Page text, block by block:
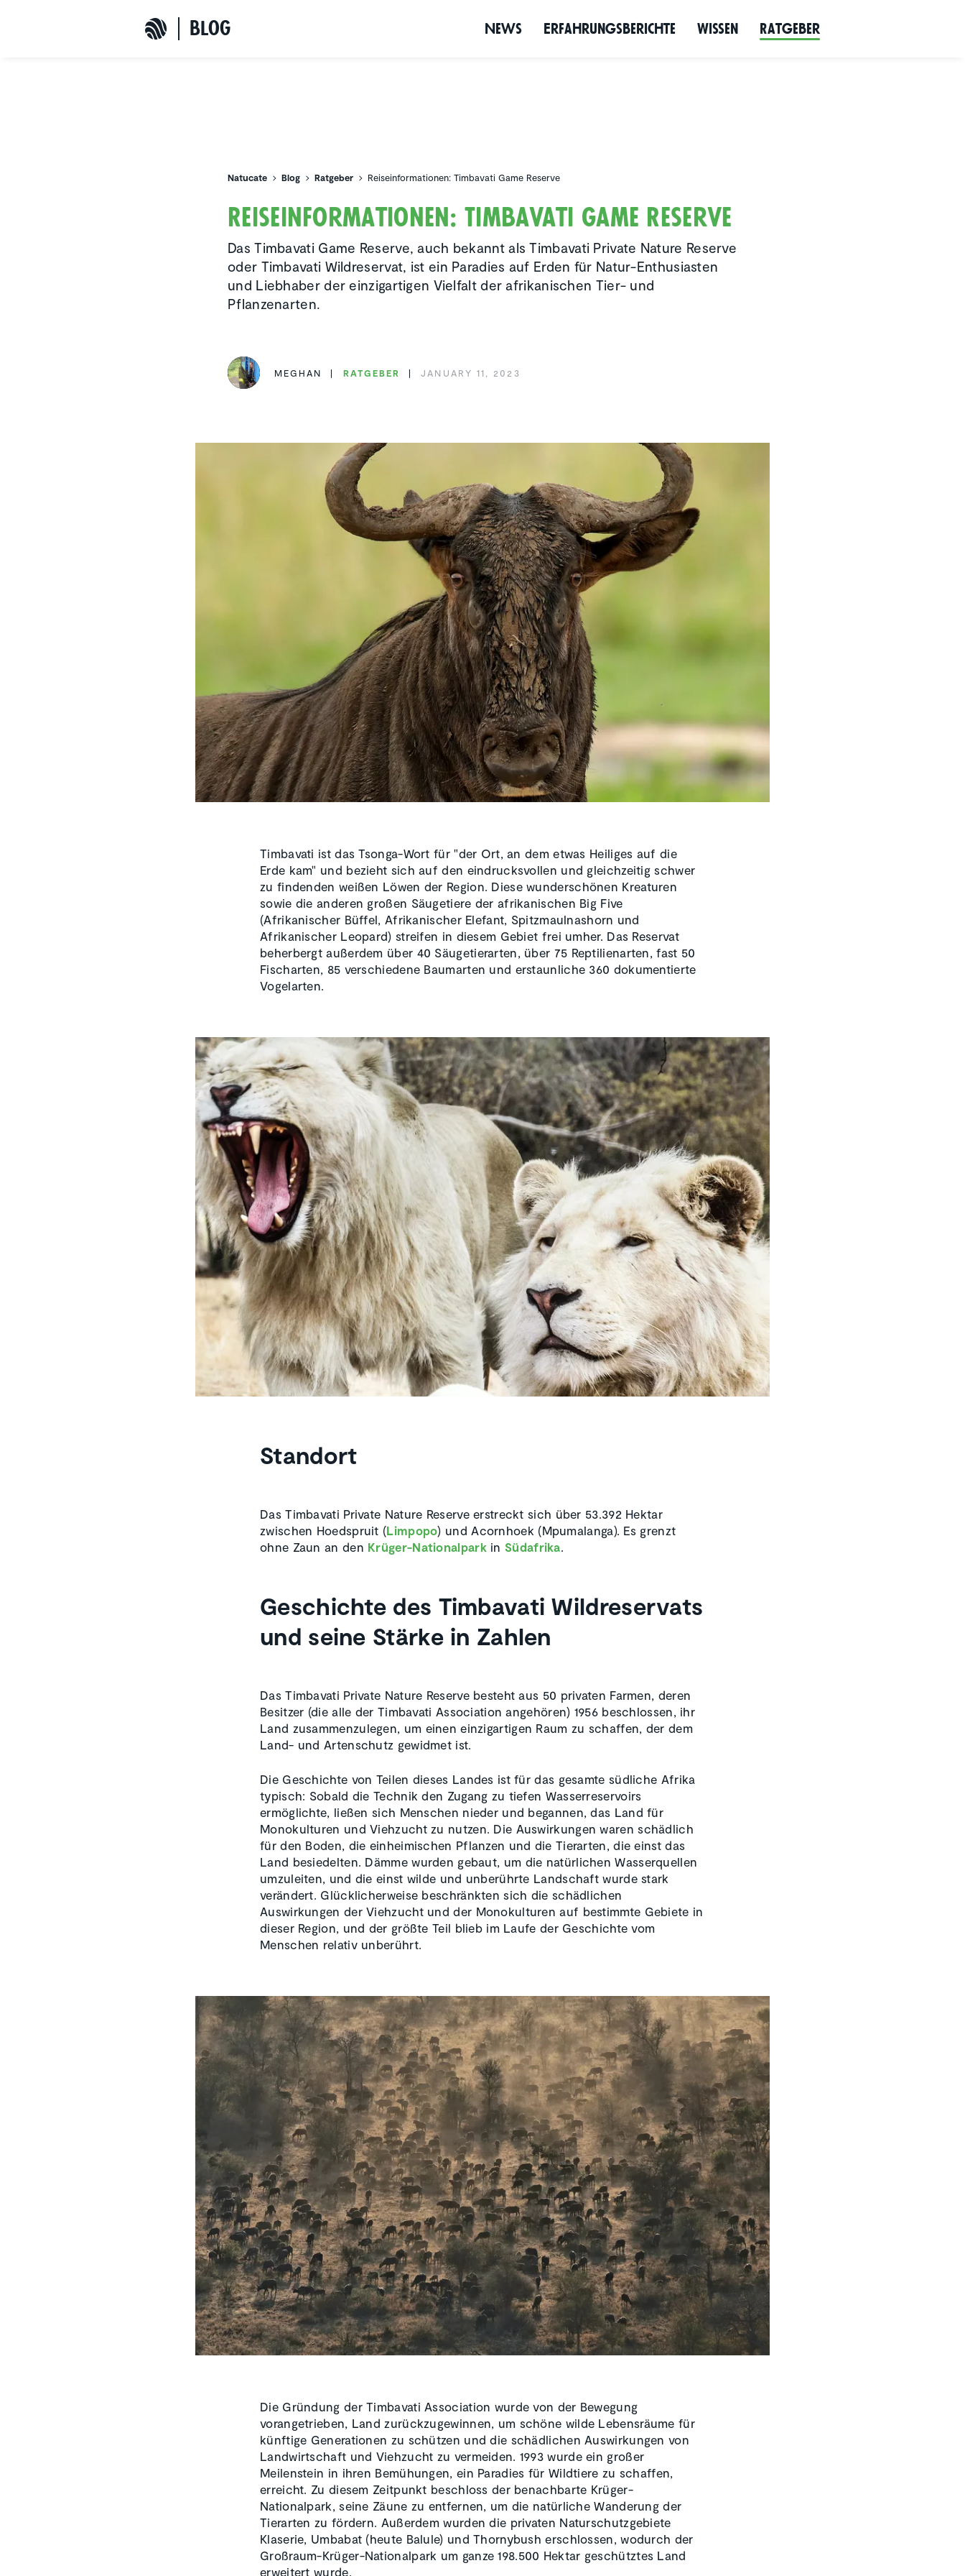
bLoG News Erfah­rungs­be­richte Wissen Ratgeber
Natucate Blog Ratgeber Reiseinformationen: Timbavati Game Reserve
Reise­infor­ma­tionen: Timbavati Game Reserve
Das Timbavati Game Reserve, auch bekannt als Timbavati Private Nature Reserve
oder Timbavati Wildreservat, ist ein Paradies auf Erden für Natur-Enthusiasten
und Liebhaber der einzigartigen Vielfalt der afrikanischen Tier- und
Pflanzenarten.
MEGHAN RATGEBER JANUARY 11, 2023
Timbavati ist das Tsonga-Wort für "der Ort, an dem etwas Heiliges auf die
Erde kam" und bezieht sich auf den eindrucksvollen und gleichzeitig schwer
zu findenden weißen Löwen der Region. Diese wunderschönen Kreaturen
sowie die anderen großen Säugetiere der afrikanischen Big Five
(Afrikanischer Büffel, Afrikanischer Elefant, Spitzmaulnashorn und
Afrikanischer Leopard) streifen in diesem Gebiet frei umher. Das Reservat
beherbergt außerdem über 40 Säugetierarten, über 75 Reptilienarten, fast 50
Fischarten, 85 verschiedene Baumarten und erstaunliche 360 dokumentierte
Vogelarten.
Standort
Das Timbavati Private Nature Reserve erstreckt sich über 53.392 Hektar
zwischen Hoedspruit (Limpopo) und Acornhoek (Mpumalanga). Es grenzt
ohne Zaun an den Krüger-NationalparkinSüdafrika
Geschichte des Timbavati Wildreservats
und seine Stärke in Zahlen
Das Timbavati Private Nature Reserve besteht aus 50 privaten Farmen, deren
Besitzer (die alle der Timbavati Association angehören) 1956 beschlossen, ihr
Land zusammenzulegen, um einen einzigartigen Raum zu schaffen, der dem
Land- und Artenschutz gewidmet ist.
Die Geschichte von Teilen dieses Landes ist für das gesamte südliche Afrika
typisch: Sobald die Technik den Zugang zu tiefen Wasserreservoirs
ermöglichte, ließen sich Menschen nieder und begannen, das Land für
Monokulturen und Viehzucht zu nutzen. Die Auswirkungen waren schädlich
für den Boden, die einheimischen Pflanzen und die Tierarten, die einst das
Land besiedelten. Dämme wurden gebaut, um die natürlichen Wasserquellen
umzuleiten, und die einst wilde und unberührte Landschaft wurde stark
verändert. Glücklicherweise beschränkten sich die schädlichen
Auswirkungen der Viehzucht und der Monokulturen auf bestimmte Gebiete in
dieser Region, und der größte Teil blieb im Laufe der Geschichte vom
Menschen relativ unberührt.
Die Gründung der Timbavati Association wurde von der Bewegung
vorangetrieben, Land zurückzugewinnen, um schöne wilde Lebensräume für
künftige Generationen zu schützen und die schädlichen Auswirkungen von
Landwirtschaft und Viehzucht zu vermeiden. 1993 wurde ein großer
Meilenstein in ihren Bemühungen, ein Paradies für Wildtiere zu schaffen,
erreicht. Zu diesem Zeitpunkt beschloss der benachbarte Krüger-
Nationalpark, seine Zäune zu entfernen, um die natürliche Wanderung der
Tierarten zu fördern. Außerdem wurden die privaten Naturschutzgebiete
Klaserie, Umbabat (heute Balule) und Thornybush erschlossen, wodurch der
Großraum-Krüger-Nationalpark um ganze 198.500 Hektar geschütztes Land
erweitert wurde.